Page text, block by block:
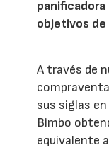
panificadora
objetivos de
A través de
sus siglas
Bimbo
equivalente